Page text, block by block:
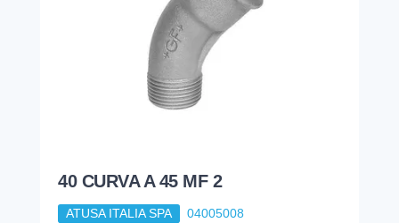
40 CURVA A 45 MF 2
ATUSA ITALIA SPA 04005008